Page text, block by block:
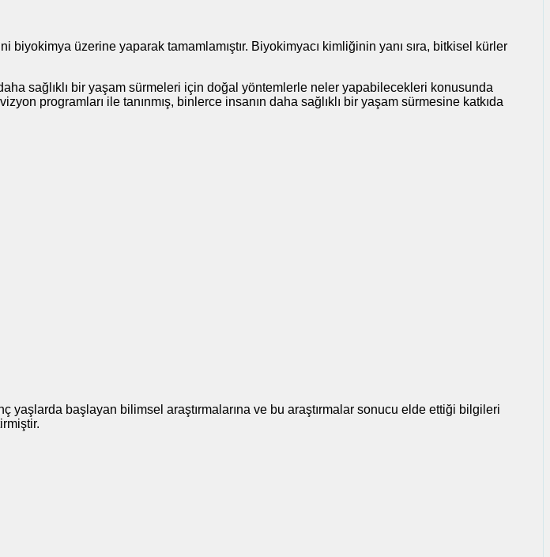
üzerine yaparak tamamlamıştır. Biyokimyacı kimliğinin yanı sıra, bitkisel kürler
sağlıklı bir yaşam sürmeleri için doğal yöntemlerle neler yapabilecekleri konusunda
programları ile tanınmış, binlerce insanın daha sağlıklı bir yaşam sürmesine katkıda
yaşlarda başlayan bilimsel araştırmalarına ve bu araştırmalar sonucu elde ettiği bilgileri